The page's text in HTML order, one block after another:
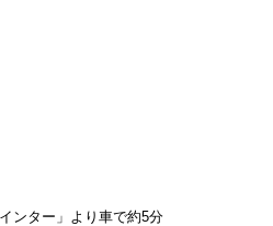
ンター」より車で約5分